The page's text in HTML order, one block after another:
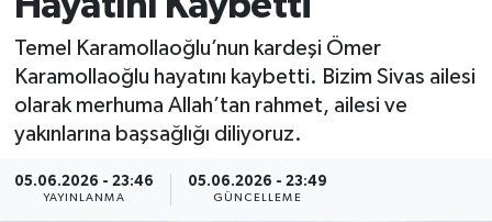
Temel Karamollaoğlu’nun kardeşi Ömer
Karamollaoğlu hayatını kaybetti. Bizim Sivas ailesi
olarak merhuma Allah’tan rahmet, ailesi ve
yakınlarına başsağlığı diliyoruz.
05.06.2026 - 23:46
YAYINLANMA
05.06.2026 - 23:49
GÜNCELLEME
MAGAZİN
ÖZEL HABER
RESMİ İLANLAR
SAĞLIK